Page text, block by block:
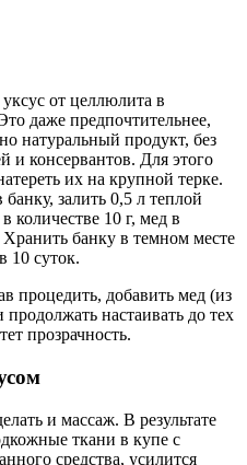
от целлюлита в
даже предпочтительнее,
натуральный продукт, без
и консервантов. Для этого
их на крупной терке.
залить 0,5 л теплой
количестве 10 г, мед в
банку в темном месте
10 суток.
процедить, добавить мед (из
настаивать до тех
прозрачность.
и массаж. В результате
ткани в купе с
средства, усилится